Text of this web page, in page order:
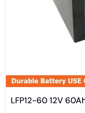
LFP12-60 12V